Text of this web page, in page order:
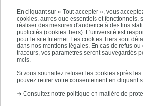
En cliquant sur « Tout accepter », vous
cookies, autres que essentiels et fonctionnels,
réaliser des mesures d'audience à des fins
publicités (cookies Tiers). L'université est
pour le site Internet. Les cookies Tiers sont
dans nos mentions légales. En cas de refus ou
traceurs, vos paramètres seront sauvegardés
mois.
Si vous souhaitez refuser les cookies après
pouvez retirer votre consentement en cliquant
➜ Consultez notre politique en matière de
ACCÈS RAPIDES
SUIVEZ-NOUS